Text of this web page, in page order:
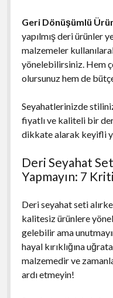
Geri Dönüşümlü
yapılmış deri ürünler
malzemeler
yönelebilirsiniz. Hem
olursunuz hem de
Seyahatlerinizde
fiyatlı ve kaliteli bir
dikkate alarak keyifli
Deri Seyahat
Yapmayın: 7
Deri seyahat seti
kalitesiz ürünlere
gelebilir ama
hayal kırıklığına
malzemedir ve
ardı etmeyin!